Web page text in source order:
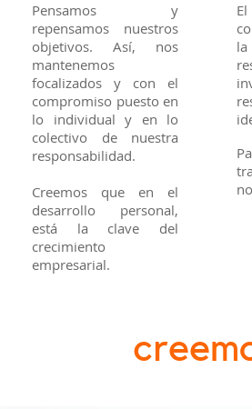
Pensamos y
repensamos nuestros
objetivos. Así, nos
mantenemos
focalizados y con el
compromiso puesto en
lo individual y en lo
colectivo de nuestra
responsabilidad.
Creemos que en el
desarrollo personal,
está la clave del
crecimiento
empresarial.